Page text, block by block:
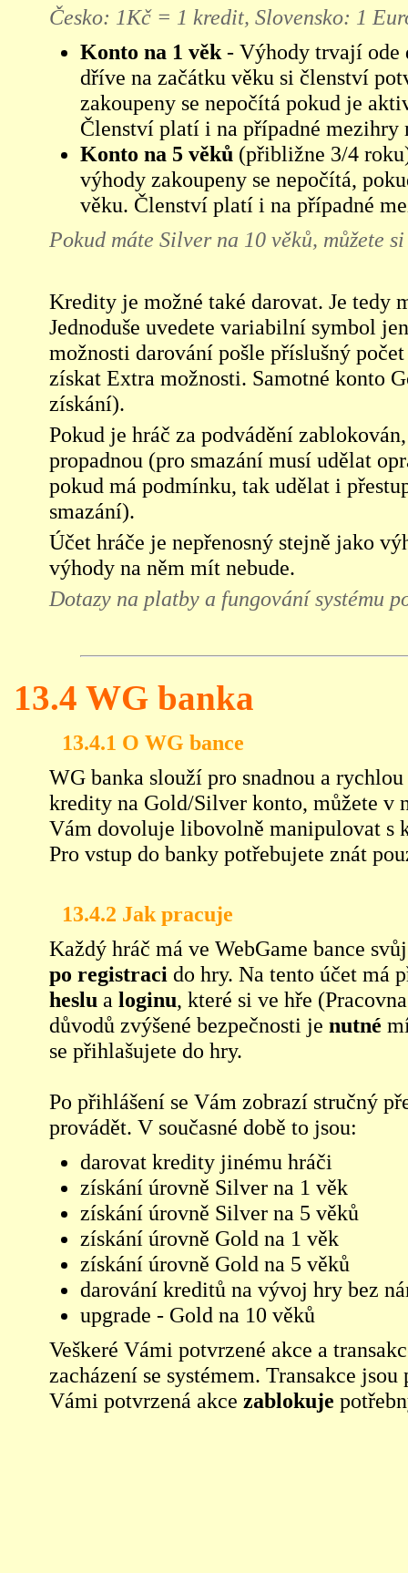
Česko: 1Kč = 1 kredit, Slovensko: 1
Konto na 1 věk - Výhody trvají ode
dříve na začátku věku si členství
zakoupeny se nepočítá pokud je
Členství platí i na případné mezihry
Konto na 5 věků (přibližne 3/4
výhody zakoupeny se nepočítá,
věku. Členství platí i na případné
Pokud máte Silver na 10 věků, můžete
Kredity je možné také darovat. Je tedy
Jednoduše uvedete variabilní symbol
možnosti darování pošle příslušný
získat Extra možnosti. Samotné konto
získání).
Pokud je hráč za podvádění
propadnou (pro smazání musí udělat
pokud má podmínku, tak udělat i
smazání).
Účet hráče je nepřenosný stejně jako
výhody na něm mít nebude.
Dotazy na platby a fungování systému
13.4 WG banka
13.4.1 O WG bance
WG banka slouží pro snadnou a
kredity na Gold/Silver konto, můžete v
Vám dovoluje libovolně manipulovat s
Pro vstup do banky potřebujete znát
13.4.2 Jak pracuje
Každý hráč má ve WebGame bance
po registraci do hry. Na tento účet má
heslu a loginu, které si ve hře (
důvodů zvýšené bezpečnosti je nutné
se přihlašujete do hry.
Po přihlášení se Vám zobrazí stručný
provádět. V současné době to jsou:
darovat kredity jinému hráči
získání úrovně Silver na 1 věk
získání úrovně Silver na 5 věků
získání úrovně Gold na 1 věk
získání úrovně Gold na 5 věků
darování kreditů na vývoj hry bez
upgrade - Gold na 10 věků
Veškeré Vámi potvrzené akce a
zacházení se systémem. Transakce
Vámi potvrzená akce zablokuje